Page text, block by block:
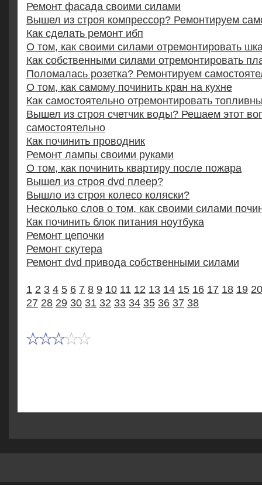
Ремонт фасада своими силами
Вышел из строя компрессор? Ремонтируем
Как сделать ремонт ибп
О том, как своими силами отремонтировать
Как собственными силами отремонтировать
Поломалась розетка? Ремонтируем
О том, как самому починить кран на кухне
Как самостоятельно отремонтировать
Вышел из строя счетчик воды? Решаем этот
самостоятельно
Как починить проводник
Ремонт лампы своими руками
О том, как починить квартиру после пожара
Вышел из строя dvd плеер?
Вышло из строя колесо коляски?
Несколько слов о том, как своими силами
Как починить блок питания ноутбука
Ремонт цепочки
Ремонт скутера
Ремонт dvd привода собственными силами
1 2 3 4 5 6 7 8 9 10 11 12 13 14 15 16 17 18 19 20
27 28 29 30 31 32 33 34 35 36 37 38